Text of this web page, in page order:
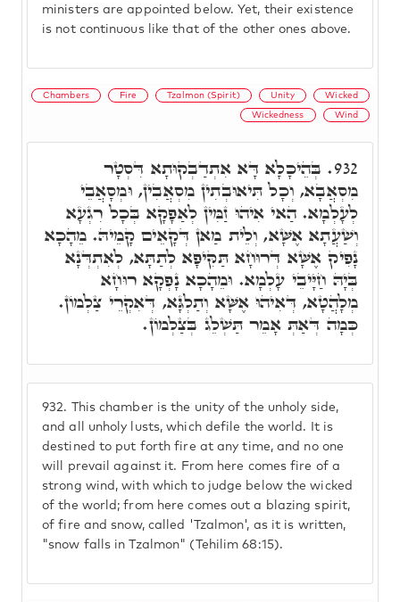
ministers are appointed below. Yet, their existence
is not continuous like that of the other ones above.
Chambers Fire Tzalmon (Spirit) Unity Wicked
Wickedness Wind
932.
This chamber is the unity of the unholy side,
and all unholy lusts, which defile the world. It is
destined to put forth fire at any time, and no one
will prevail against it. From here comes fire of a
strong wind, with which to judge below the wicked
of the world; from here comes out a blazing spirit,
of fire and snow, called 'Tzalmon', as it is written,
"snow falls in Tzalmon" (Tehilim 68:15).
932. בְּהֵיכָלָא דָּא אִתְדַבְקוּתָא דִּסְטָר
מִסְאֲבָא, וְכָל תִּיאוּבְתִין מִסְאֲבִין, וּמְסָאֲבֵי
לְעָלְמָא. הַאי אִיהוּ זַמִּין לְאַפָקָא בְּכָל רִגְעָא
וְשַׁעֲתָא אֶשָּׁא, וְלֵית מַאן דְּקָאֵים קָמֵיהּ. מֵהָכָא
נָפִיק אֶשָּׁא דְּרוּחָא תַּקִּיפָא לְתַתָּא, לְאִתְדְּנָא
בְּיָהּ חַיָּיבֵי עָלְמָא. וּמֵהָכָא נָפְקָא רוּחָא
מְלָהֲטָא, דְּאִיהוּ אֶשָּׁא וְתַלְגָּא, דְּאִקְרֵי צַלְמוֹן.
כְּמָה דְּאַתְּ אָמֵר תַּשְׁלֵג בְּצַלְמוֹן.